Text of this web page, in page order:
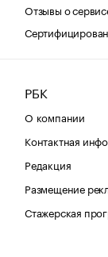
Отзывы о
РБК
О компании
Контактная
Редакция
Размещение
Стажерская